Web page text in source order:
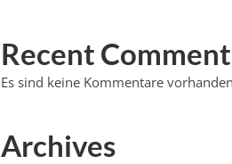
Recent
Es sind keine Kommentare
Archives